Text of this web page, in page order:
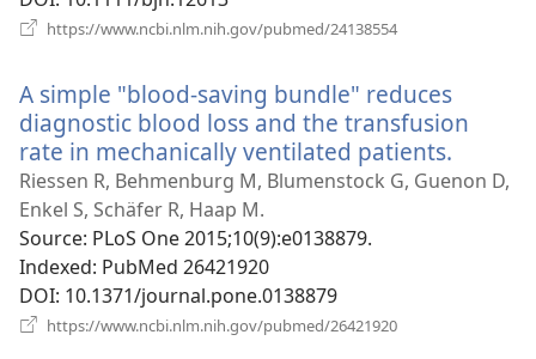
https://www.ncbi.nlm.nih.gov/pubmed/24138554
вікні)
A simple "blood-saving bundle" reduces
diagnostic blood loss and the transfusion
rate in mechanically ventilated patients.
у
Riessen R, Behmenburg M, Blumenstock G, Guenon D,
Enkel S, Schäfer R, Haap M.
Source‎: PLoS One 2015;10(9):e0138879.
Indexed‎: PubMed 26421920
DOI‎: 10.1371/journal.pone.0138879
https://www.ncbi.nlm.nih.gov/pubmed/26421920